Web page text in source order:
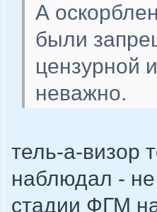
А
были
цензурной
неважно.
тель-а-визор
наблюдал -
стадии ФГМ